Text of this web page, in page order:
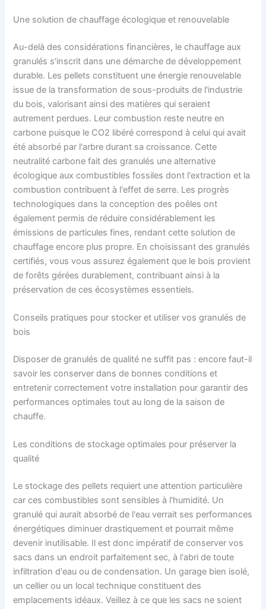
Une solution de chauffage écologique et renouvelable
Au-delà des considérations financières, le chauffage aux
granulés s'inscrit dans une démarche de développement
durable. Les pellets constituent une énergie renouvelable
issue de la transformation de sous-produits de l'industrie
du bois, valorisant ainsi des matières qui seraient
autrement perdues. Leur combustion reste neutre en
carbone puisque le CO2 libéré correspond à celui qui avait
été absorbé par l'arbre durant sa croissance. Cette
neutralité carbone fait des granulés une alternative
écologique aux combustibles fossiles dont l'extraction et la
combustion contribuent à l'effet de serre. Les progrès
technologiques dans la conception des poêles ont
également permis de réduire considérablement les
émissions de particules fines, rendant cette solution de
chauffage encore plus propre. En choisissant des granulés
certifiés, vous vous assurez également que le bois provient
de forêts gérées durablement, contribuant ainsi à la
préservation de ces écosystèmes essentiels.
Conseils pratiques pour stocker et utiliser vos granulés de
bois
Disposer de granulés de qualité ne suffit pas : encore faut-il
savoir les conserver dans de bonnes conditions et
entretenir correctement votre installation pour garantir des
performances optimales tout au long de la saison de
chauffe.
Les conditions de stockage optimales pour préserver la
qualité
Le stockage des pellets requiert une attention particulière
car ces combustibles sont sensibles à l'humidité. Un
granulé qui aurait absorbé de l'eau verrait ses performances
énergétiques diminuer drastiquement et pourrait même
devenir inutilisable. Il est donc impératif de conserver vos
sacs dans un endroit parfaitement sec, à l'abri de toute
infiltration d'eau ou de condensation. Un garage bien isolé,
un cellier ou un local technique constituent des
emplacements idéaux. Veillez à ce que les sacs ne soient